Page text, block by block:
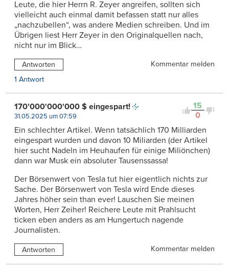
Leute, die hier Herrn R. Zeyer angreifen, sollten sich
vielleicht auch einmal damit befassen statt nur alles
„nachzubellen“, was andere Medien schreiben. Und im
Übrigen liest Herr Zeyer in den Originalquellen nach,
nicht nur im Blick…
Antworten
Kommentar melden
1 Antwort
15
0
170'000'000'000 $ eingespart!
31.05.2025 um 07:59
Ein schlechter Artikel. Wenn tatsächlich 170 Milliarden
eingespart wurden und davon 10 Miliarden (der Artikel
hier sucht Nadeln im Heuhaufen für einige Miliönchen)
dann war Musk ein absoluter Tausenssassa!
Der Börsenwert von Tesla tut hier eigentlich nichts zur
Sache. Der Börsenwert von Tesla wird Ende dieses
Jahres höher sein than ever! Lauschen Sie meinen
Worten, Herr Zeiher! Reichere Leute mit Prahlsucht
ticken eben anders as am Hungertuch nagende
Journalisten.
Antworten Kommentar melden